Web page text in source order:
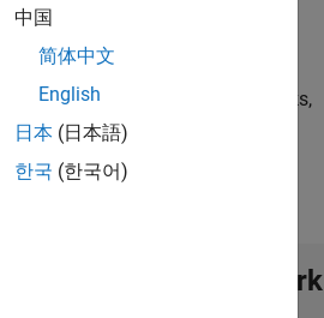
scalable test frameworks,
notre Talent Network
中国
简体中文
English
日本 (日本語)
한국 (한국어)